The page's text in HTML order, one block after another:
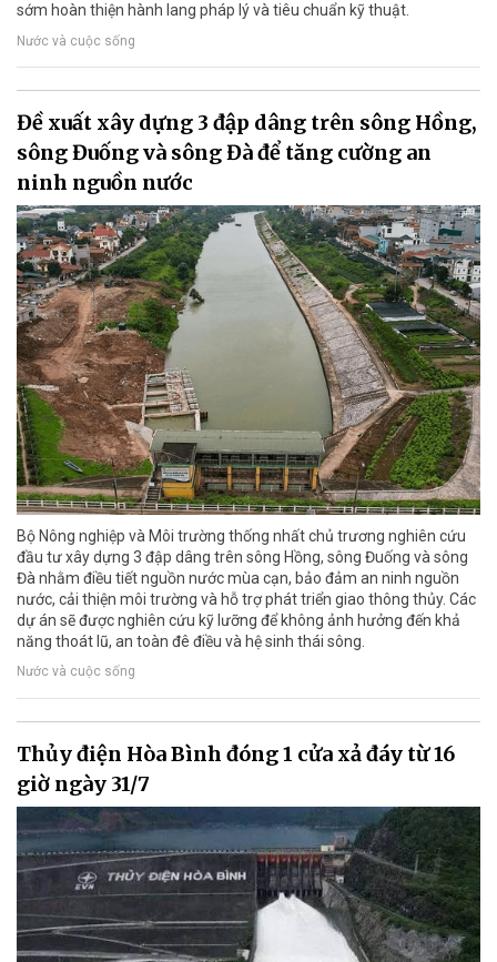
sớm hoàn thiện hành lang pháp lý và tiêu chuẩn kỹ thuật.
Nước và cuộc sống
Đề xuất xây dựng 3 đập dâng trên sông Hồng,
sông Đuống và sông Đà để tăng cường an
ninh nguồn nước
Bộ Nông nghiệp và Môi trường thống nhất chủ trương nghiên cứu
đầu tư xây dựng 3 đập dâng trên sông Hồng, sông Đuống và sông
Đà nhằm điều tiết nguồn nước mùa cạn, bảo đảm an ninh nguồn
nước, cải thiện môi trường và hỗ trợ phát triển giao thông thủy. Các
dự án sẽ được nghiên cứu kỹ lưỡng để không ảnh hưởng đến khả
năng thoát lũ, an toàn đê điều và hệ sinh thái sông.
Nước và cuộc sống
Thủy điện Hòa Bình đóng 1 cửa xả đáy từ 16
giờ ngày 31/7